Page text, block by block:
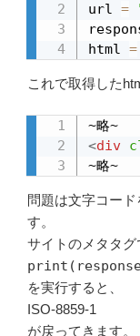
url =
html =
これで取得した
<div
~略~
問題は文字コー
す。
サイトのメタタグ
を実行すると、
ISO-8859-1
が戻ってきます。